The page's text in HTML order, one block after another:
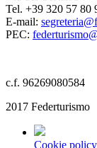
Tel. +39 320 57 80
E-mail:
PEC:
c.f. 96269080584
2017 Federturismo
Cookie policy